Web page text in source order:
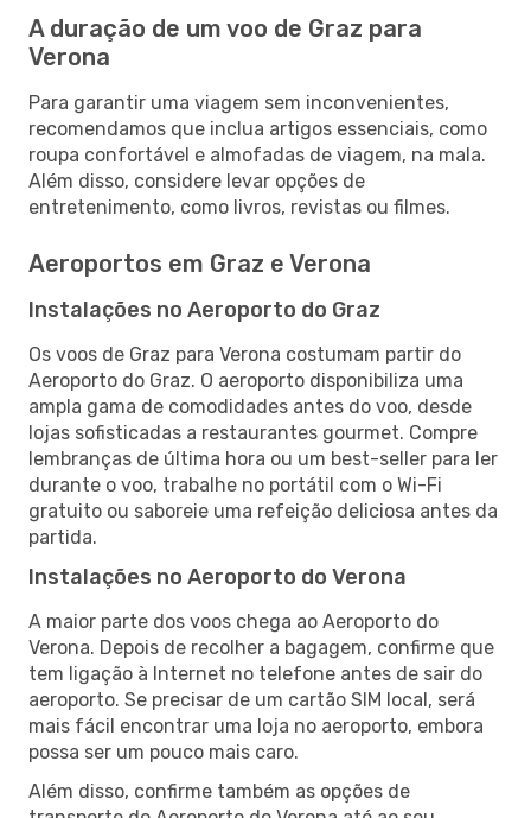
A duração de um voo de Graz para
Verona
Para garantir uma viagem sem inconvenientes,
recomendamos que inclua artigos essenciais, como
roupa confortável e almofadas de viagem, na mala.
Além disso, considere levar opções de
entretenimento, como livros, revistas ou filmes.
Aeroportos em Graz e Verona
Instalações no Aeroporto do Graz
Os voos de Graz para Verona costumam partir do
Aeroporto do Graz. O aeroporto disponibiliza uma
ampla gama de comodidades antes do voo, desde
lojas sofisticadas a restaurantes gourmet. Compre
lembranças de última hora ou um best-seller para ler
durante o voo, trabalhe no portátil com o Wi-Fi
gratuito ou saboreie uma refeição deliciosa antes da
partida.
Instalações no Aeroporto do Verona
A maior parte dos voos chega ao Aeroporto do
Verona. Depois de recolher a bagagem, confirme que
tem ligação à Internet no telefone antes de sair do
aeroporto. Se precisar de um cartão SIM local, será
mais fácil encontrar uma loja no aeroporto, embora
possa ser um pouco mais caro.
Além disso, confirme também as opções de